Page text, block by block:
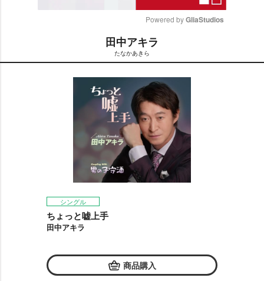
t
e
Powered by GliaStudios
田中アキラ
たなかあきら
シングル
ちょっと嘘上手
田中アキラ
商品購入